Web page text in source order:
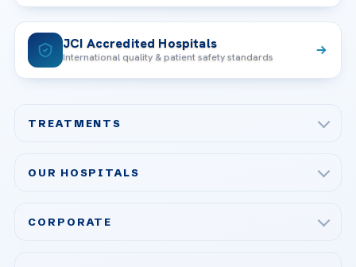
JCI Accredited Hospitals
International quality & patient safety standards
TREATMENTS
Bariatric & Metabolic Surgery
OUR HOSPITALS
CORPORATE